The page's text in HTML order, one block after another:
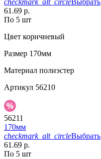
checkmark_alt_circleВыбрать
61.69 р.
По 5 шт
Цвет коричневый
Размер 170мм
Материал полиэстер
Артикул 56210
56211
170мм
checkmark_alt_circleВыбрать
61.69 р.
По 5 шт